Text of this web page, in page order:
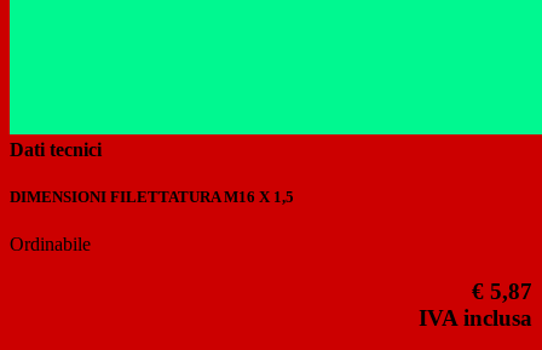
Previous
Next
Dati tecnici
DIMENSIONI FILETTATURAM16 X 1,5
Ordinabile
€ 5,87
IVA inclusa